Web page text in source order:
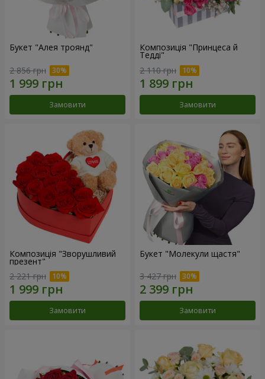
Букет "Алея троянд"
2 856 грн
Замовити
Композиція "Принцеса й
Тедді"
2 110 грн
Замовити
Композиція "Зворушливий
презент"
2 221 грн
Замовити
Букет "Молекули щастя"
3 427 грн
Замовити